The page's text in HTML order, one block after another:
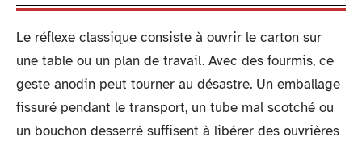
Le réflexe classique consiste à ouvrir le carton sur
une table ou un plan de travail. Avec des fourmis, ce
geste anodin peut tourner au désastre. Un emballage
fissuré pendant le transport, un tube mal scotché ou
un bouchon desserré suffisent à libérer des ouvrières